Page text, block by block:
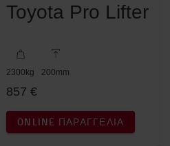
Toyota Pro Lifter
2300kg 200mm
857 €
ONLINE ΠΑΡΑΓΓΕΛΊΑ